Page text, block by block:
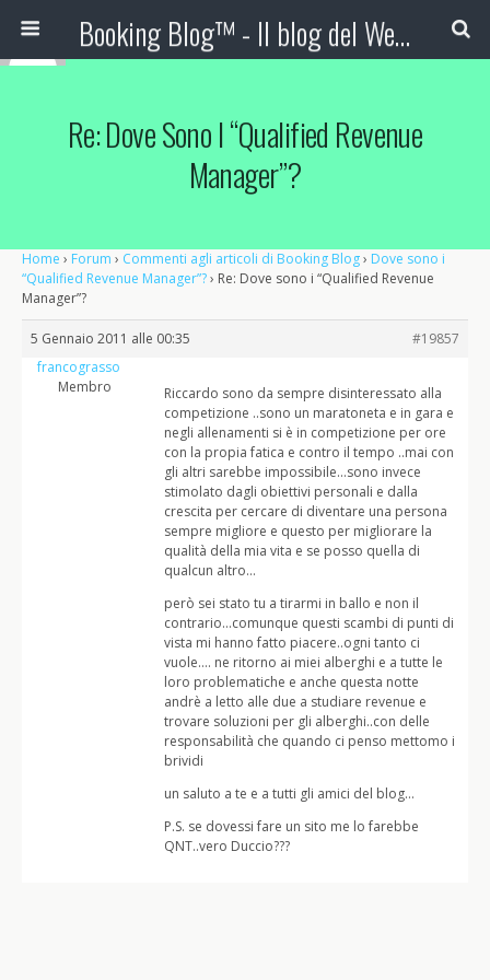
Booking Blog™ - Il blog del Web Marketing Turistico
Re: Dove Sono I “Qualified Revenue
Manager”?
Home › Forum › Commenti agli articoli di Booking Blog› Dove sono i
“Qualified Revenue Manager”?› Re: Dove sono i “Qualified Revenue
Manager”?
5 Gennaio 2011 alle 00:35
#19857
francograsso
Membro
Riccardo sono da sempre disinteressato alla
competizione ..sono un maratoneta e in gara e
negli allenamenti si è in competizione per ore
con la propia fatica e contro il tempo ..mai con
gli altri sarebbe impossibile…sono invece
stimolato dagli obiettivi personali e dalla
crescita per cercare di diventare una persona
sempre migliore e questo per migliorare la
qualità della mia vita e se posso quella di
qualcun altro…
però sei stato tu a tirarmi in ballo e non il
contrario…comunque questi scambi di punti di
vista mi hanno fatto piacere..ogni tanto ci
vuole…. ne ritorno ai miei alberghi e a tutte le
loro problematiche e anche questa notte
andrè a letto alle due a studiare revenue e
trovare soluzioni per gli alberghi..con delle
responsabilità che quando ci penso mettomo i
brividi
un saluto a te e a tutti gli amici del blog…
P.S. se dovessi fare un sito me lo farebbe
QNT..vero Duccio???